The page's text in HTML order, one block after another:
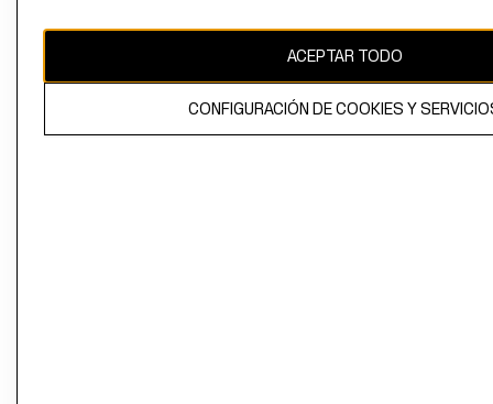
propiedad de H&M Hennes & Mauritz AB
ACEPTAR TODO
CONFIGURACIÓN DE COOKIES Y